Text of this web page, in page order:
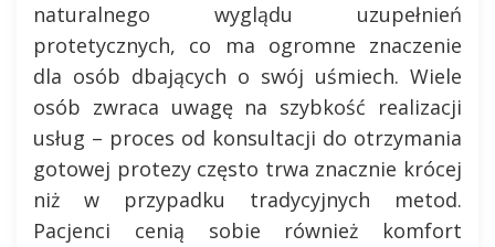
naturalnego wyglądu uzupełnień
protetycznych, co ma ogromne znaczenie
dla osób dbających o swój uśmiech. Wiele
osób zwraca uwagę na szybkość realizacji
usług – proces od konsultacji do otrzymania
gotowej protezy często trwa znacznie krócej
niż w przypadku tradycyjnych metod.
Pacjenci cenią sobie również komfort